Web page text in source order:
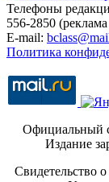
Телефоны
556-2850
E-mail:
Политика
Официальный
Издание
Свидетельство